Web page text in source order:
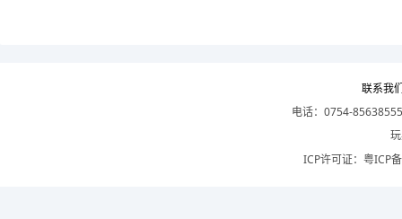
联系我
电话：0754-
ICP许可证： 粤ICP